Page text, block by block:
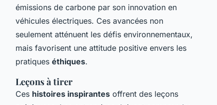
émissions de carbone par son innovation en
véhicules électriques. Ces avancées non
seulement atténuent les défis environnementaux,
mais favorisent une attitude positive envers les
pratiques éthiques.
Leçons à tirer
Ces histoires inspirantes offrent des leçons